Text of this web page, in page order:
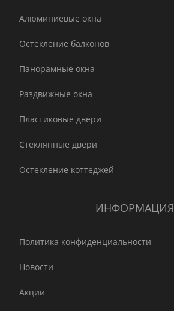
Алюминиевые окна
Остекление балконов
Панорамные окна
Раздвижные окна
Пластиковые двери
Стеклянные двери
Остекление коттеджей
ИНФОРМАЦИЯ
Политика конфиденциальности
Новости
Акции